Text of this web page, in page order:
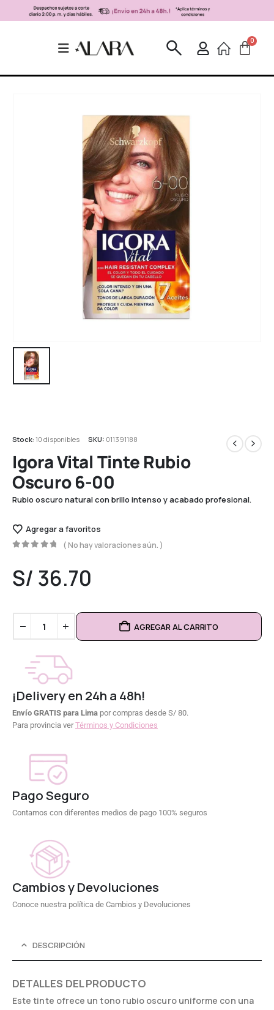
Stock: 10 disponibles SKU: 011391188
Igora Vital Tinte Rubio
Oscuro 6-00
Rubio oscuro natural con brillo intenso y acabado profesional.
Agregar a favoritos
( No hay valoraciones aún. )
S/ 36.70
AGREGAR AL CARRITO
¡Delivery en 24h a 48h!
Envío GRATIS para Lima por compras desde S/ 80.
Para provincia verTérminos y Condiciones
Pago Seguro
Contamos con diferentes medios de pago 100% seguros
Cambios y Devoluciones
Conoce nuestra política de Cambios y Devoluciones
DESCRIPCIÓN
DETALLES DEL PRODUCTO
Este tinte ofrece un tono rubio oscuro uniforme con una